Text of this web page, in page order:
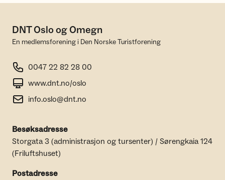
DNT Oslo og Omegn
En medlemsforening i Den Norske Turistforening
0047 22 82 28 00
www.dnt.no/oslo
info.oslo@dnt.no
Besøksadresse
Storgata 3 (administrasjon og tursenter) / Sørengkaia 124
(Friluftshuset)
Postadresse